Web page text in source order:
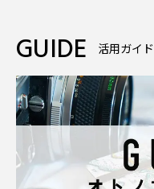
GUIDE 活用ガイド